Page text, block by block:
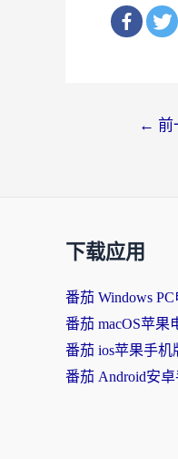
← 前
下载应用
番茄 Windows
番茄 macOS苹果
番茄 ios苹果手机
番茄 Android安